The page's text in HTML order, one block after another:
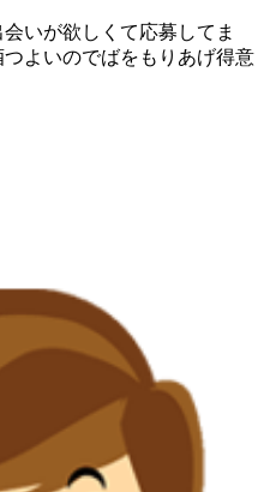
いが欲しくて応募してま
よいのでばをもりあげ得意